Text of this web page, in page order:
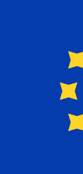
¿Qué tan
banka
Los tiempos de
internacionales
Países
pago y el
transferencias
y 5 días
bancarios y los
afectar la
Komercni banka